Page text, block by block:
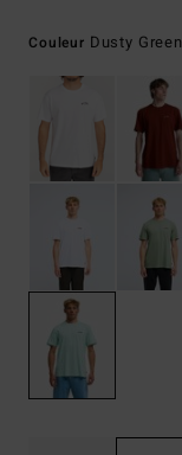
Couleur Dusty Green